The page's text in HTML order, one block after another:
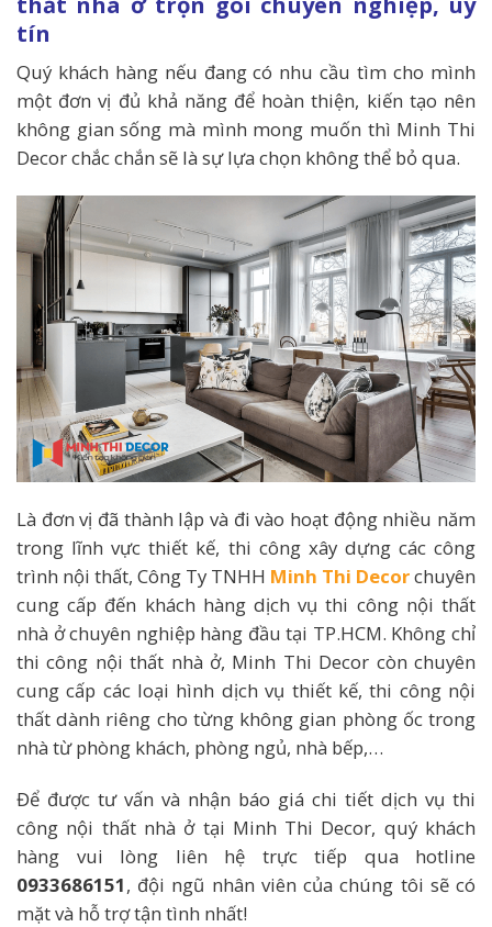
tín
Quý khách hàng nếu đang có nhu cầu tìm cho mình
một đơn vị đủ khả năng để hoàn thiện, kiến tạo nên
không gian sống mà mình mong muốn thì Minh Thi
Decor chắc chắn sẽ là sự lựa chọn không thể bỏ qua.
Là đơn vị đã thành lập và đi vào hoạt động nhiều năm
trong lĩnh vực thiết kế, thi công xây dựng các công
trình nội thất, Công Ty TNHH Minh Thi Decorchuyên
cung cấp đến khách hàng dịch vụ thi công nội thất
nhà ở chuyên nghiệp hàng đầu tại TP.HCM. Không chỉ
thi công nội thất nhà ở, Minh Thi Decor còn chuyên
cung cấp các loại hình dịch vụ thiết kế, thi công nội
thất dành riêng cho từng không gian phòng ốc trong
nhà từ phòng khách, phòng ngủ, nhà bếp,…
Để được tư vấn và nhận báo giá chi tiết dịch vụ thi
công nội thất nhà ở tại Minh Thi Decor, quý khách
hàng vui lòng liên hệ trực tiếp qua hotline
0933686151, đội ngũ nhân viên của chúng tôi sẽ có
mặt và hỗ trợ tận tình nhất!